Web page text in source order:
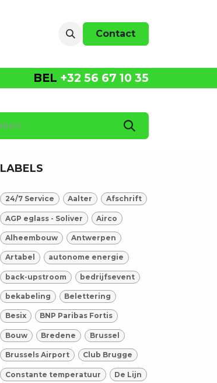
Contact
BEL +32 56 67 10 35
LABELS
24/7 Service Aalter Afschrift
AGP eglass - Soliver Airco
Alheembouw Antwerpen
Artabel autonome energie
back-upstroom bedrijfsevent
bekabeling Belettering
Besix BNP Paribas Fortis
Bouw Bredene Brussel
Brussels Airport Club Brugge
Constante temperatuur De Lijn